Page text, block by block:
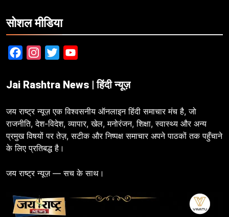
सोशल मीडिया
FacebookInstagram
Twitter
Jai Rashtra News | हिंदी न्यूज़
जय राष्ट्र न्यूज़ एक विश्वसनीय ऑनलाइन हिंदी समाचार मंच है, जो
राजनीति, देश-विदेश, व्यापार, खेल, मनोरंजन, शिक्षा, स्वास्थ्य और अन्य
प्रमुख विषयों पर तेज़, सटीक और निष्पक्ष समाचार अपने पाठकों तक पहुँचाने
के लिए प्रतिबद्ध है।
जय राष्ट्र न्यूज़ — सच के साथ।